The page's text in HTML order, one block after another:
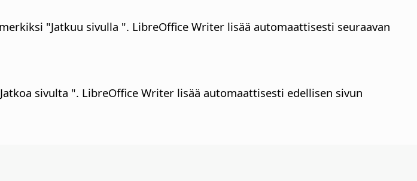
"Jatkuu sivulla ". LibreOffice Writer lisää automaattisesti seuraavan
sivulta ". LibreOffice Writer lisää automaattisesti edellisen sivun